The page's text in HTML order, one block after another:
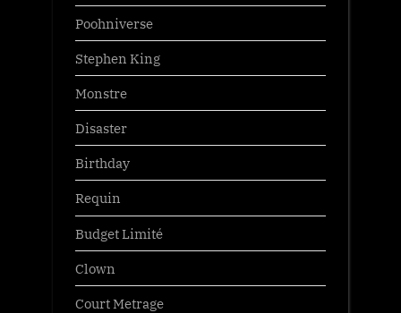
Poohniverse
Stephen King
Monstre
Disaster
Birthday
Requin
Budget Limité
Clown
Court Metrage